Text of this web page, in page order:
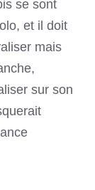
se sont
et il doit
mais
sur son